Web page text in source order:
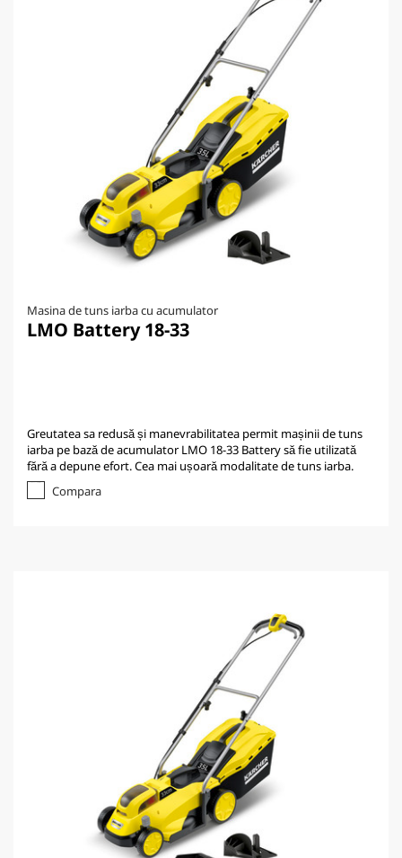
Masina de tuns iarba cu acumulator
LMO Battery 18-33
Greutatea sa redusă și manevrabilitatea permit mașinii de tuns
iarba pe bază de acumulator LMO 18-33 Battery să fie utilizată
fără a depune efort. Cea mai ușoară modalitate de tuns iarba.
Compara